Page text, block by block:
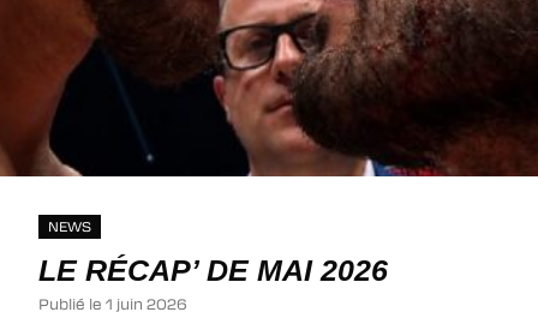
NEWS
LE RÉCAP’ DE MAI 2026
Publié le 1 juin 2026